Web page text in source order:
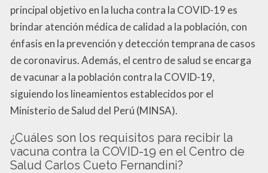
principal objetivo en la lucha contra la COVID-19 es
brindar atención médica de calidad a la población, con
énfasis en la prevención y detección temprana de casos
de coronavirus. Además, el centro de salud se encarga
de vacunar a la población contra la COVID-19,
siguiendo los lineamientos establecidos por el
Ministerio de Salud del Perú (MINSA).
¿Cuáles son los requisitos para recibir la
vacuna contra la COVID-19 en el Centro de
Salud Carlos Cueto Fernandini?